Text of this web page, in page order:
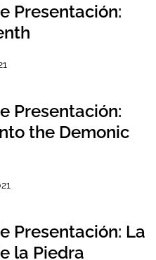
Presentación:
Presentación:
the Demonic
Presentación: La
la Piedra